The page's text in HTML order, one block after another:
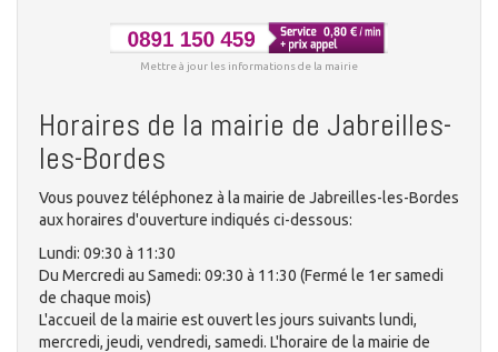
Mettre à jour les informations de la mairie
Horaires de la mairie de Jabreilles-
les-Bordes
Vous pouvez téléphonez à la mairie de Jabreilles-les-Bordes
aux horaires d'ouverture indiqués ci-dessous:
Lundi: 09:30 à 11:30
Du Mercredi au Samedi: 09:30 à 11:30 (Fermé le 1er samedi
de chaque mois)
L'accueil de la mairie est ouvert les jours suivants lundi,
mercredi, jeudi, vendredi, samedi. L'horaire de la mairie de